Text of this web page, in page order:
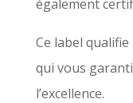
également
Ce label qualifie
qui vous
l’excellence.